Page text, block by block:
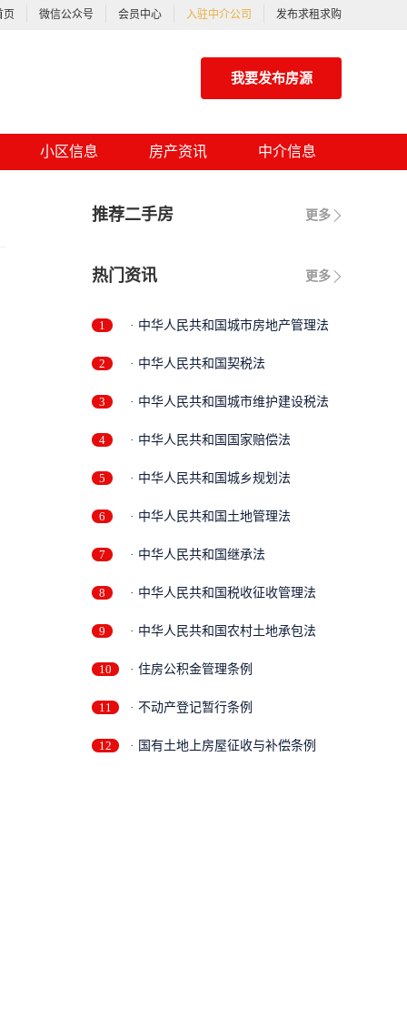
页 微信公众号 会员中心 入驻中介公司 发布求租求购
我要发布房源
小区信息 房产资讯 中介信息
更多
推荐二手房
更多
热门资讯
1 · 中华人民共和国城市房地产管理法
2 · 中华人民共和国契税法
3 · 中华人民共和国城市维护建设税法
4 · 中华人民共和国国家赔偿法
5 · 中华人民共和国城乡规划法
6 · 中华人民共和国土地管理法
7 · 中华人民共和国继承法
8 · 中华人民共和国税收征收管理法
9 · 中华人民共和国农村土地承包法
10 · 住房公积金管理条例
11 · 不动产登记暂行条例
12 · 国有土地上房屋征收与补偿条例